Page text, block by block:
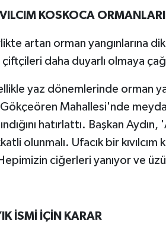
KOSKOCA
artan orman yangınlarına
daha duyarlı olmaya
yaz dönemlerinde orman
Mahallesi'nde
hatırlattı. Başkan
olunmalı. Ufacık bir kıvılcım
ciğerleri yanıyor ve
İSMİ İÇİN KARAR